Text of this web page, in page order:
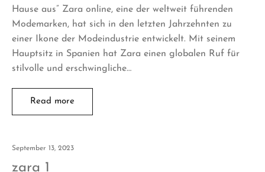
Hause aus” Zara online, eine der weltweit führenden
Modemarken, hat sich in den letzten Jahrzehnten zu
einer Ikone der Modeindustrie entwickelt. Mit seinem
Hauptsitz in Spanien hat Zara einen globalen Ruf für
stilvolle und erschwingliche…
Read more
September 13, 2023
zara 1